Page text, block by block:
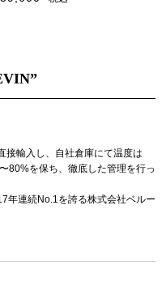
接輸入し、自社倉庫にて温度は
80%を保ち、徹底した管理を行っ
年連続No.1を誇る株式会社ベルー